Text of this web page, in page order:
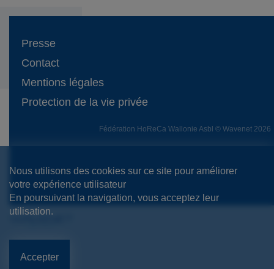
Nous utilisons des cookies sur ce site pour améliorer
votre expérience utilisateur
En poursuivant la navigation, vous acceptez leur
utilisation.
Accepter
Presse
Contact
Mentions légales
Protection de la vie privée
Fédération HoReCa Wallonie Asbl © Wavenet 2026